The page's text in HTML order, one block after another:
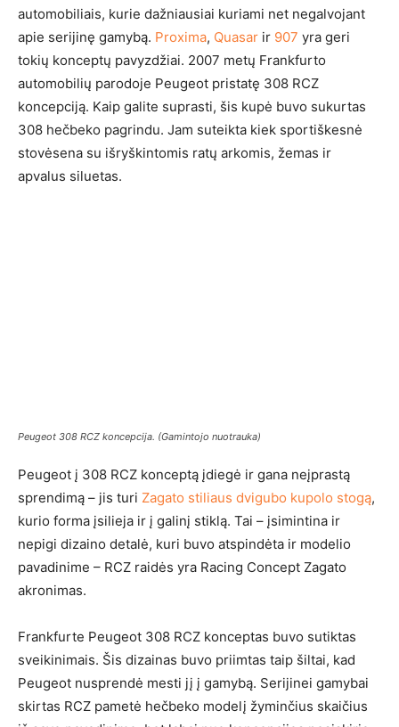
automobiliais, kurie dažniausiai kuriami net negalvojant
apie serijinę gamybą. Proxima, Quasar ir 907 yra geri
tokių konceptų pavyzdžiai. 2007 metų Frankfurto
automobilių parodoje Peugeot pristatę 308 RCZ
koncepciją. Kaip galite suprasti, šis kupė buvo sukurtas
308 hečbeko pagrindu. Jam suteikta kiek sportiškesnė
stovėsena su išryškintomis ratų arkomis, žemas ir
apvalus siluetas.
Peugeot 308 RCZ koncepcija. (Gamintojo nuotrauka)
Peugeot į 308 RCZ konceptą įdiegė ir gana neįprastą
sprendimą – jis turi Zagato stiliaus dvigubo kupolo stogą,
kurio forma įsilieja ir į galinį stiklą. Tai – įsimintina ir
nepigi dizaino detalė, kuri buvo atspindėta ir modelio
pavadinime – RCZ raidės yra Racing Concept Zagato
akronimas.
Frankfurte Peugeot 308 RCZ konceptas buvo sutiktas
sveikinimais. Šis dizainas buvo priimtas taip šiltai, kad
Peugeot nusprendė mesti jį į gamybą. Serijinei gamybai
skirtas RCZ pametė hečbeko modelį žyminčius skaičius